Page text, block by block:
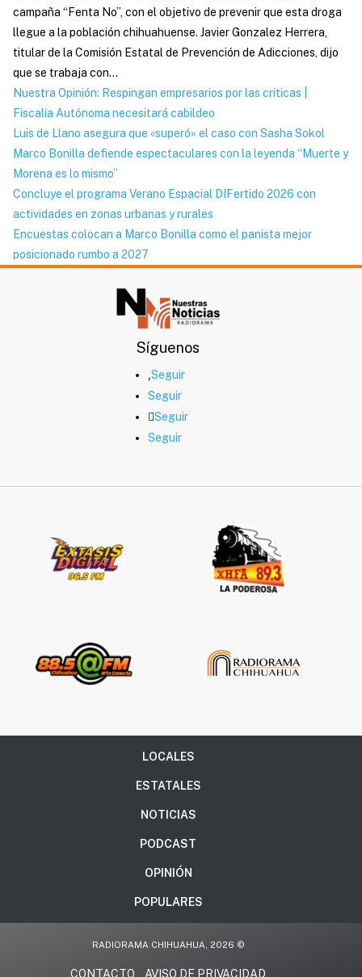
campaña “Fenta No”, con el objetivo de prevenir que esta droga
llegue a la población chihuahuense. Javier Gonzalez Herrera,
titular de la Comisión Estatal de Prevención de Adicciones, dijo
que se trabaja con...
Nuestra Opinión: Respingan empresarios por las críticas |
Fiscalía Autónoma necesitará cabildeo
Luis de Llano asegura que «superó» el caso con Sasha Sokol
Marco Bonilla defiende espectaculares con la leyenda “Muerte y
Morena es lo mismo”
Concluye el programa Verano Espacial DIFertido 2026 con
actividades en zonas urbanas y rurales
Encuestas colocan a Marco Bonilla como el panista mejor
posicionado rumbo a 2027
Síguenos
Seguir
Seguir
Seguir
Seguir
LOCALES
ESTATALES
NOTICIAS
PODCAST
OPINIÓN
POPULARES
RADIORAMA CHIHUAHUA, 2026 ©
CONTACTO AVISO DE PRIVACIDAD